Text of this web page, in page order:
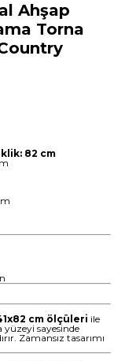
Ahşap
Torna
82 cm
cm ölçüleri ile
sayesinde
Zamansız tasarımı